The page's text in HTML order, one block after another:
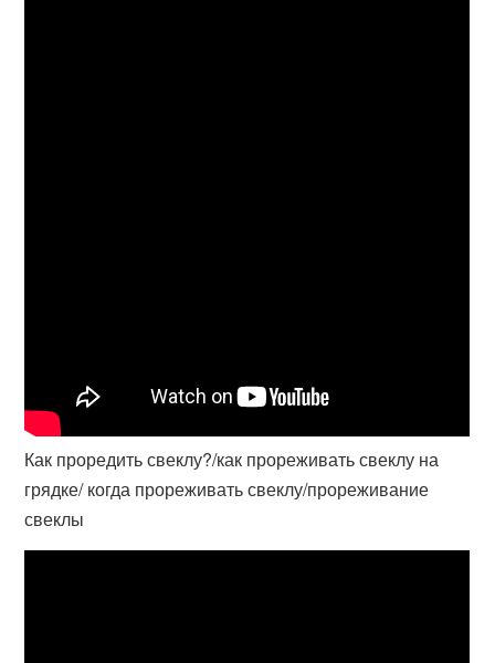
Как проредить свеклу?/как прореживать свеклу на
грядке/ когда прореживать свеклу/прореживание
свеклы